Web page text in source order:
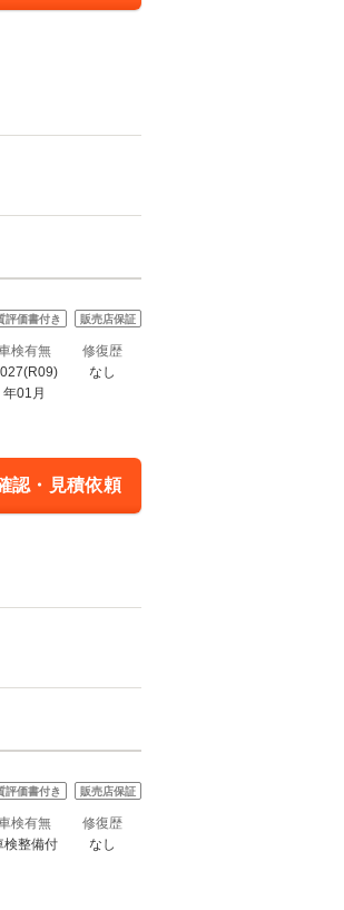
評価書付き 販売店保証
検有無
年01月
修復歴
なし
認・見積依頼
評価書付き 販売店保証
検有無
検整備付
修復歴
なし